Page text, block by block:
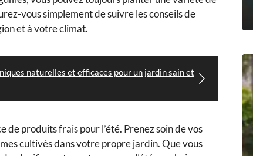
vous simplement de suivre les conseils de
et à votre climat.
naturelles et efficaces pour un jardin sain et
de produits frais pour l’été. Prenez soin de vos
cultivés dans votre propre jardin. Que vous